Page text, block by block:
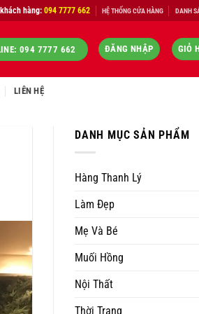
hàng:094 7777 662 HỆ THỐNG CỬA HÀNG DANH
094 7777 662 ĐĂNG NHẬP GIỎ
LIÊN HỆ
DANH MỤC SẢN PHẨM
Hàng Thanh Lý
Làm Đẹp
Mẹ Và Bé
Muối Hồng
Nội Thất
Thời Trang